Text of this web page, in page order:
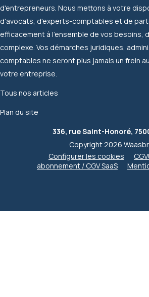
d'entrepreneurs. Nous mettons à votre
d'avocats, d'experts-comptables et de
efficacement à l'ensemble de vos besoins,
complexe. Vos démarches juridiques,
comptables ne seront plus jamais un frein
votre entreprise.
Tous nos articles
Plan du site
336, rue Saint-Honoré,
Copyright 2026
Configurer les cookies
abonnement / CGV SaaS